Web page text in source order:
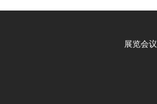
展览会议